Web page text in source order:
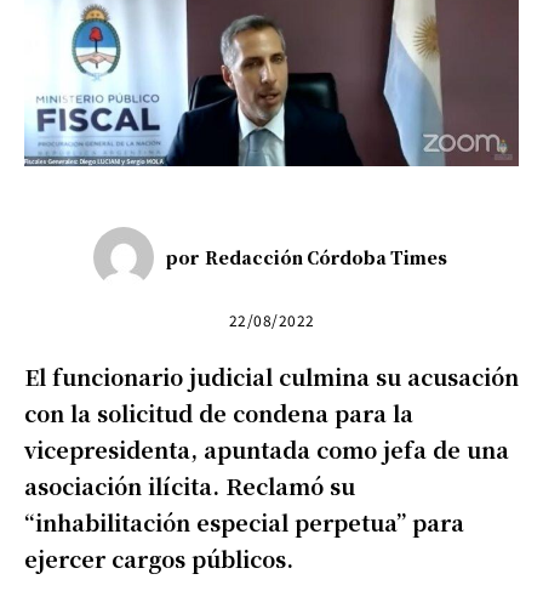
por Redacción Córdoba Times
22/08/2022
El funcionario judicial culmina su acusación
con la solicitud de condena para la
vicepresidenta, apuntada como jefa de una
asociación ilícita. Reclamó su
“inhabilitación especial perpetua” para
ejercer cargos públicos.